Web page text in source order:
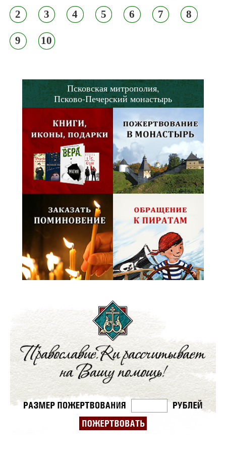
2 3 4 5 6 7 8
9 10
Псковская митрополия,
Псково-Печерский монастырь